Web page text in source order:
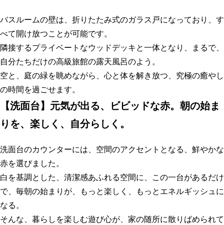
バスルームの壁は、折りたたみ式のガラス戸になっており、す
べて開け放つことが可能です。
隣接するプライベートなウッドデッキと一体となり、まるで、
自分たちだけの高級旅館の露天風呂のよう。
空と、庭の緑を眺めながら、心と体を解き放つ、究極の癒やし
の時間を過ごせます。
【洗面台】元気が出る、ビビッドな赤。朝の始ま
りを、楽しく、自分らしく 。
洗面台のカウンターには、空間のアクセントとなる、鮮やかな
赤を選びました。
白を基調とした、清潔感あふれる空間に、この一台があるだけ
で、毎朝の始まりが、もっと楽しく、もっとエネルギッシュに
なる。
そんな、暮らしを楽しむ遊び心が、家の随所に散りばめられて